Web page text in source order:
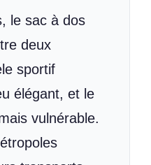
le sac à dos
deux
sportif
élégant, et le
vulnérable.